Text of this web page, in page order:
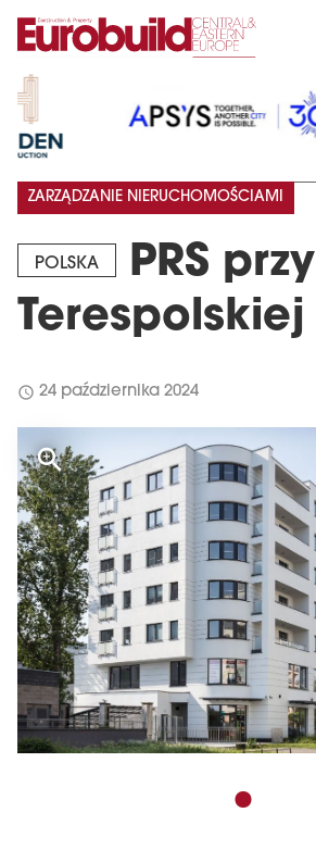
POLSKA
PRS przy
Terespolskiej
ZARZĄDZANIE NIERUCHOMOŚCIAMI
schedule 24 października 2024